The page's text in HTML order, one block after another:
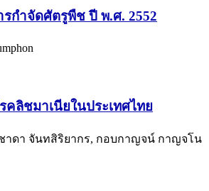
กำจัดศัตรูพืช ปี พ.ศ. 2552
ลิชมาเนียในประเทศไทย
าดา จันทสิริยากร, กอบกาญจน์ กาญจโน